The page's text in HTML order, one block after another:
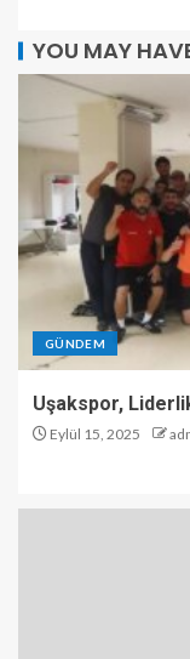
YOU MAY
GÜNDEM
Uşakspor,
Eylül 15, 2025